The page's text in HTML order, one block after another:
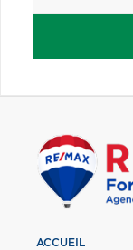
ACCUEIL